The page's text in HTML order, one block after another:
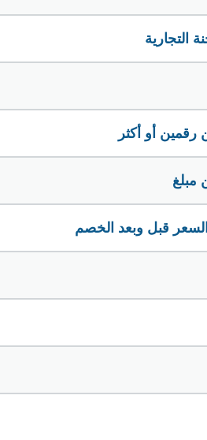
رقمين أو أكثر
مبلغ
قبل وبعد الخصم